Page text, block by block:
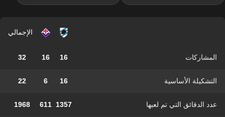
الإجمالي
المشاركات 16
16
32
التشكيلة الأساسية 16
6
22
عدد الدقائق التي تم لعبها 1357
611
1968